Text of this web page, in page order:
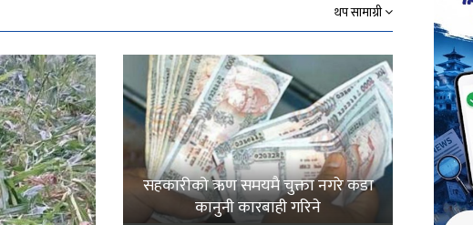
थप सामाग्री
सहकारीको ऋण समयमै चुक्ता नगरे कडा
कानुनी कारबाही गरिने